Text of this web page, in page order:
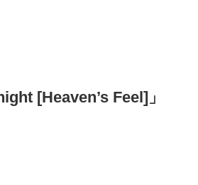
[Heaven’s Feel]」